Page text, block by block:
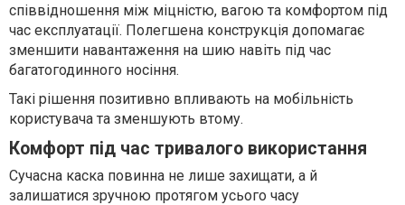
співвідношення між міцністю, вагою та комфортом під
час експлуатації. Полегшена конструкція допомагає
зменшити навантаження на шию навіть під час
багатогодинного носіння.
Такі рішення позитивно впливають на мобільність
користувача та зменшують втому.
Комфорт під час тривалого використання
Сучасна каска повинна не лише захищати, а й
залишатися зручною протягом усього часу